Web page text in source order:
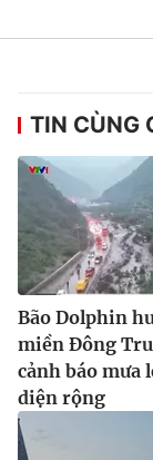
TIN CÙNG
Bão Dolphin
miền Đông
cảnh báo mưa
diện rộng